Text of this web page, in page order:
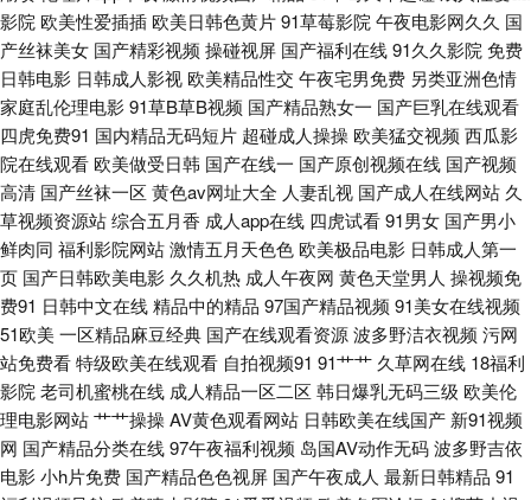
久久 伊人网久 国产性福利 91社视频神马 色撸撸色 91在线免费视频观看 日
韩国产在线精品 91热资源站错所 欧美专区手机在线 91视频观看网站 九一综
合含羞草 91成人TS人妖另类 精品国产不卡一区 91传媒福利片 国产偷在线
香蕉黄色免费网站 91九色蝌蚪视频 日韩无码一卡 97免费福利导航 欧美日韩
伦理电影a片 超踫一区二区 四虎av网 91在线观看视频网址 日韩超碰在线
wwwsss黄色电影 少妇人妻久久 91在线观看免费 日韩A视频 91新片 五月天
福利导航 成人cao逼视频导航 日本阿V电影在线观看 国产91绿帽老婆合集
91传媒迅雷磁力链接 后入少妇 在线激情91 国产视屏91区 影视先锋色色AV
久久精品中文日韩 91免费在线免费观看视频 日韩免费乱轮网站 99久久高清
影院 欧美性爱插插 欧美日韩色黄片91草莓影院 午夜电影网久久 国
产丝袜美女 国产精彩视频 操碰视屏 国产福利在线91久久影院 免费
日韩电影 日韩成人影视 欧美精品性交 午夜宅男免费 另类亚洲色情
家庭乱伦理电影91草B草B视频 国产精品熟女一 国产巨乳在线观看
四虎免费91 国内精品无码短片 超碰成人操操 欧美猛交视频 西瓜影
院在线观看 欧美做受日韩 国产在线一 国产原创视频在线 国产视频
高清 国产丝袜一区 黄色av网址大全 人妻乱视 国产成人在线网站 久
草视频资源站综合五月香 成人app在线 四虎试看91男女 国产男小
鲜肉同 福利影院网站激情五月天色色 欧美极品电影 日韩成人第一
页 国产日韩欧美电影 久久机热 成人午夜网 黄色天堂男人 操视频免
费91 日韩中文在线精品中的精品 97国产精品视频 91美女在线视频
51欧美一区精品麻豆经典 国产在线观看资源波多野洁衣视频 污网
站免费看特级欧美在线观看 自拍视频91 91艹艹 久草网在线 18福利
影院 老司机蜜桃在线 成人精品一区二区 韩日爆乳无码三级 欧美伦
理电影网站艹艹操操AV黄色观看网站 日韩欧美在线国产 新91视频
网 国产精品分类在线97午夜福利视频 岛国AV动作无码波多野吉依
电影小h片免费 国产精品色色视屏 国产午夜成人 最新日韩精品 91